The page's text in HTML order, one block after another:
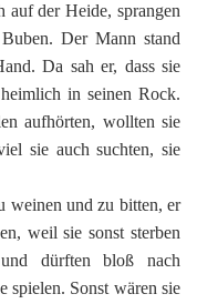
auf der Heide, sprangen
Der Mann stand
Da sah er, dass sie
in seinen Rock.
aufhörten, wollten sie
sie auch suchten, sie
weinen und zu bitten, er
weil sie sonst sterben
und dürften bloß nach
spielen. Sonst wären sie